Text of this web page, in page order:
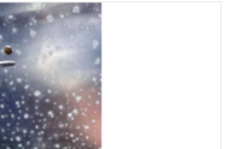
量传感器
氮液位计
位计传感器定制